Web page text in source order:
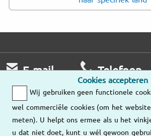
Cookies accepteren
Wij gebruiken geen functionele
wel commerciële cookies (om het
meten). U helpt ons ermee als u het
u dat niet doet, kunt u wél gewoon
E-mail
Wij nemen zo
snel mogelijk
contact met u op.
Telefoon
Ma – Vr
036-534 89 10